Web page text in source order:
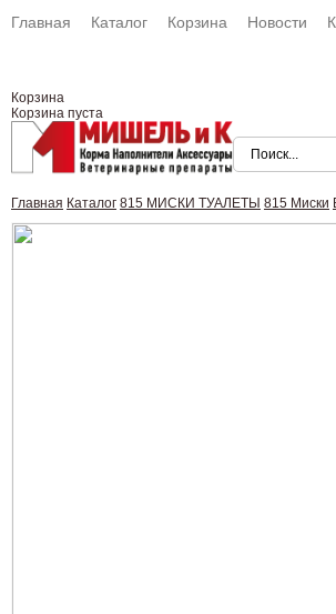
Главная Каталог Корзина Новости
Корзина
Корзина пуста
Главная Каталог 815 МИСКИ ТУАЛЕТЫ 815 Миски